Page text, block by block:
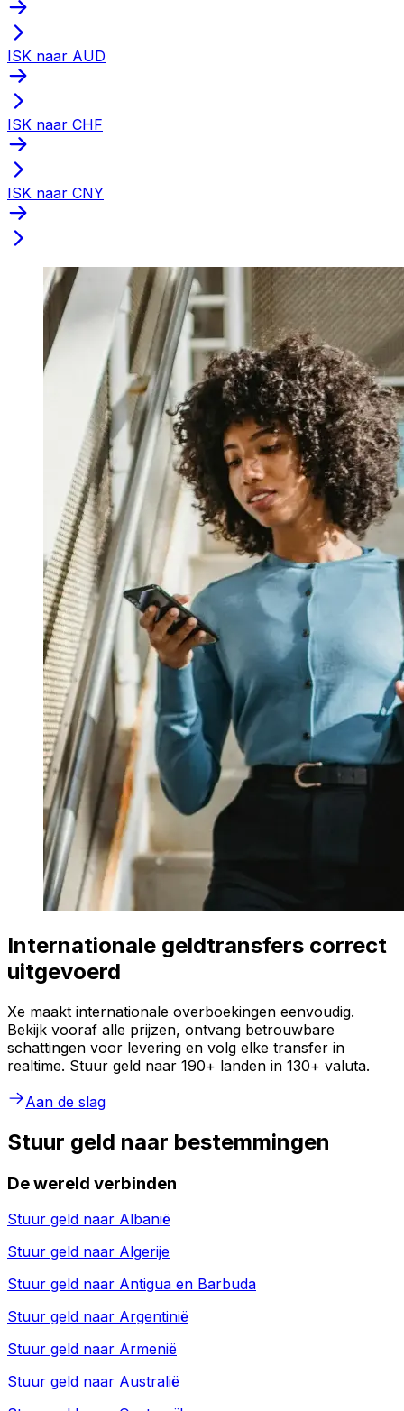
ISK naar AUD
ISK naar CHF
ISK naar CNY
Internationale geldtransfers correct
uitgevoerd
Xe maakt internationale overboekingen eenvoudig.
Bekijk vooraf alle prijzen, ontvang betrouwbare
schattingen voor levering en volg elke transfer in
realtime. Stuur geld naar 190+ landen in 130+ valuta.
Aan de slag
Stuur geld naar bestemmingen
De wereld verbinden
Stuur geld naar Albanië
Stuur geld naar Algerije
Stuur geld naar Antigua en Barbuda
Stuur geld naar Argentinië
Stuur geld naar Armenië
Stuur geld naar Australië